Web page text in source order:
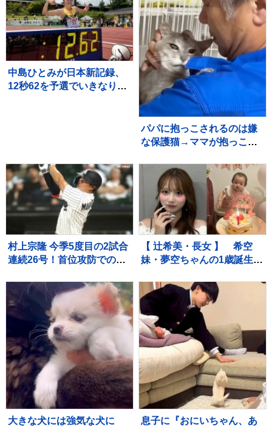
のなかレジャー需要など狙
う
中島ひとみが日本新記録、
12秒62を予選でいきなりマ
パパに抱っこされるのは嫌
な保護猫→ママが抱っこし
「めっちゃニヤけたｗ」
「すごいｗｗ」と10万再生
村上宗隆 今季5度目の2試合
連続26号！首位攻防での2
狂、連敗中のチームに勢い
つける
【 辻希美・長女 】 希空
妹・夢空ちゃんの1歳誕生日
愛くて見るだけで癒されて
るよ」 「姉妹で沢山お出か
けしたりしようね」
大きな犬には強気な犬に
息子に『おにいちゃん、あ